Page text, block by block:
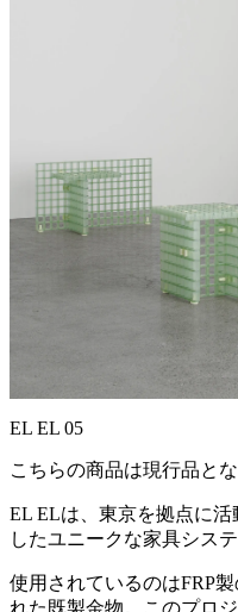
EL EL 05
こちらの商品は現行品とな
EL ELは、東京を拠点に
したユニークな家具シス
使用されているのはFRP